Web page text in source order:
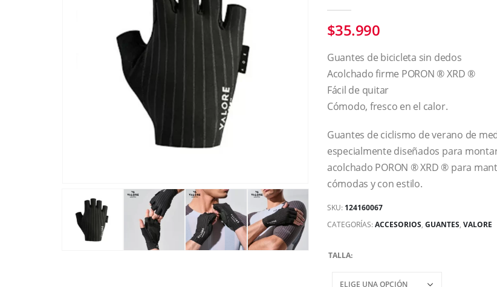
$35.990
Guantes de bicicleta sin dedos
Acolchado firme PORON ® XRD ®
Fácil de quitar
Cómodo, fresco en el calor.
Guantes de ciclismo de verano de
especialmente diseñados para
acolchado PORON ® XRD ® para
cómodas y con estilo.
SKU: 124160067
CATEGORÍAS:ACCESORIOS, GUANTES, VALORE
TALLA